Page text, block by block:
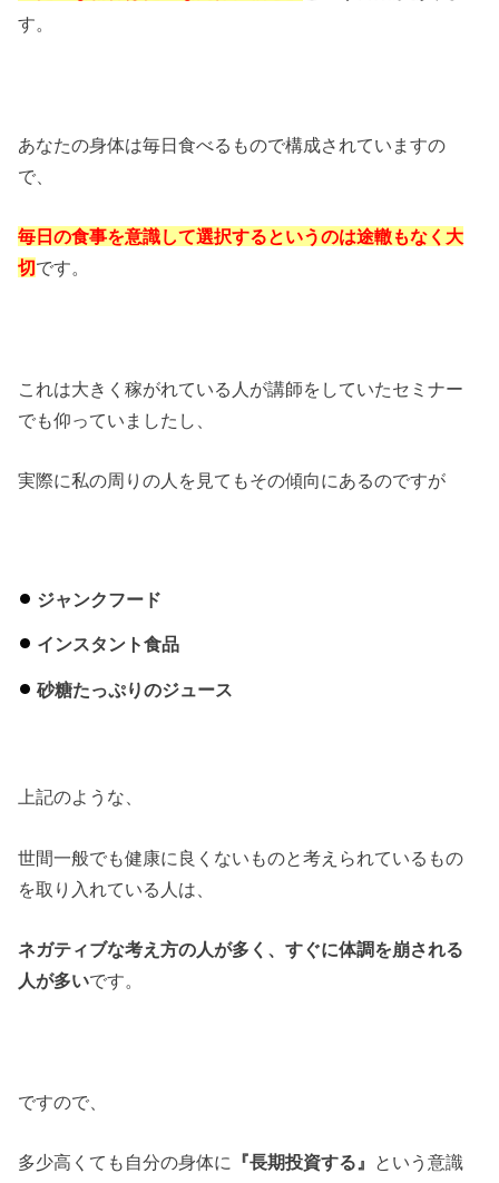
す。
あなたの身体は毎日食べるもので構成されていますの
で、
毎日の食事を意識して選択するというのは途轍もなく大
切です。
これは大きく稼がれている人が講師をしていたセミナー
でも仰っていましたし、
実際に私の周りの人を見てもその傾向にあるのですが
ジャンクフード
インスタント食品
砂糖たっぷりのジュース
上記のような、
世間一般でも健康に良くないものと考えられているもの
を取り入れている人は、
ネガティブな考え方の人が多く、すぐに体調を崩される
人が多いです。
ですので、
多少高くても自分の身体に 『長期投資する』 という意識